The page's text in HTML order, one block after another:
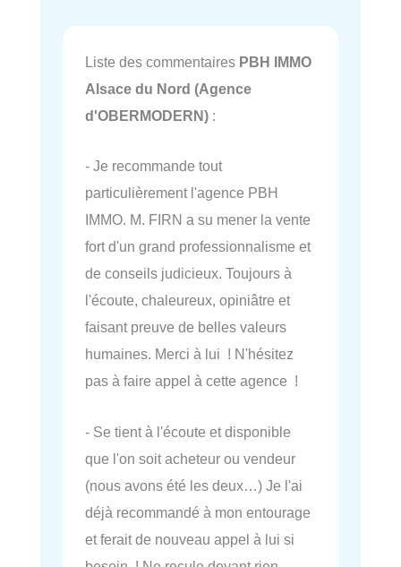
Liste des commentaires PBH IMMO
Alsace du Nord (Agence
d'OBERMODERN) :
- Je recommande tout
particulièrement l'agence PBH
IMMO. M. FIRN a su mener la vente
fort d'un grand professionnalisme et
de conseils judicieux. Toujours à
l'écoute, chaleureux, opiniâtre et
faisant preuve de belles valeurs
humaines. Merci à lui ! N'hésitez
pas à faire appel à cette agence !
- Se tient à l'écoute et disponible
que l'on soit acheteur ou vendeur
(nous avons été les deux…) Je l'ai
déjà recommandé à mon entourage
et ferait de nouveau appel à lui si